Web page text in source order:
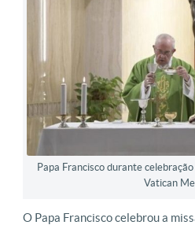
Papa Francisco durante
Vatican
O Papa Francisco celebrou a